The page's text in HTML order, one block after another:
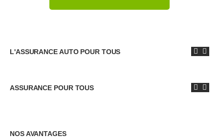
L'ASSURANCE AUTO POUR TOUS
ASSURANCE POUR TOUS
NOS AVANTAGES